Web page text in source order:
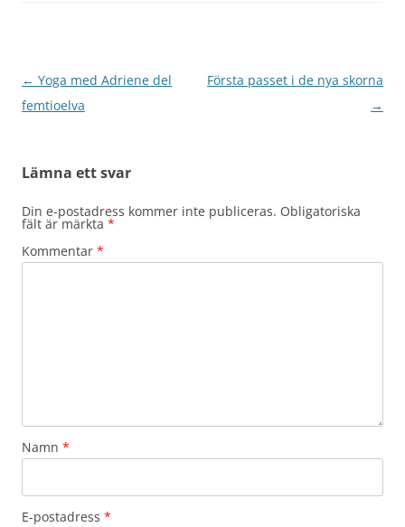
Inläggsnavigering
← Yoga med Adriene del
femtioelva
Första passet i de nya skorna
→
Lämna ett svar
Din e-postadress kommer inte publiceras. Obligatoriska
fält är märkta *
Kommentar *
Namn *
E-postadress *